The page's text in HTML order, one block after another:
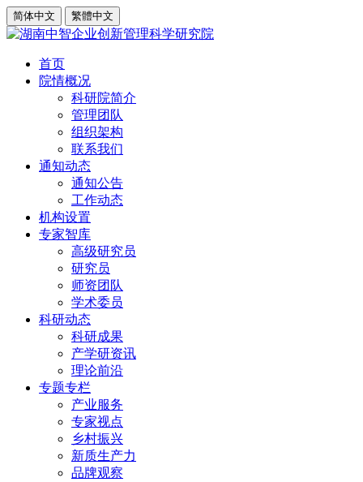
简体中文 繁體中文
首页
院情概况
科研院简介
管理团队
组织架构
联系我们
通知动态
通知公告
工作动态
机构设置
专家智库
高级研究员
研究员
师资团队
学术委员
科研动态
科研成果
产学研资讯
理论前沿
专题专栏
产业服务
专家视点
乡村振兴
新质生产力
品牌观察